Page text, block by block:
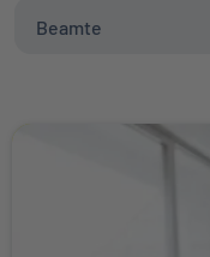
Beamte